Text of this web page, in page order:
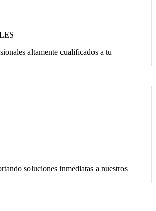
altamente cualificados a tu
soluciones inmediatas a nuestros